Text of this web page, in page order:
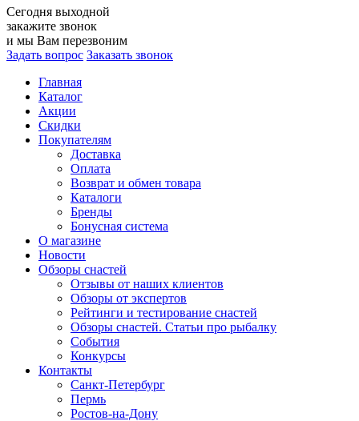
Сегодня выходной
закажите звонок
и мы Вам перезвоним
Задать вопрос Заказать звонок
Главная
Каталог
Акции
Скидки
Покупателям
Доставка
Оплата
Возврат и обмен товара
Каталоги
Бренды
Бонусная система
О магазине
Новости
Обзоры снастей
Отзывы от наших клиентов
Обзоры от экспертов
Рейтинги и тестирование снастей
Обзоры снастей. Статьи про рыбалку
События
Конкурсы
Контакты
Санкт-Петербург
Пермь
Ростов-на-Дону